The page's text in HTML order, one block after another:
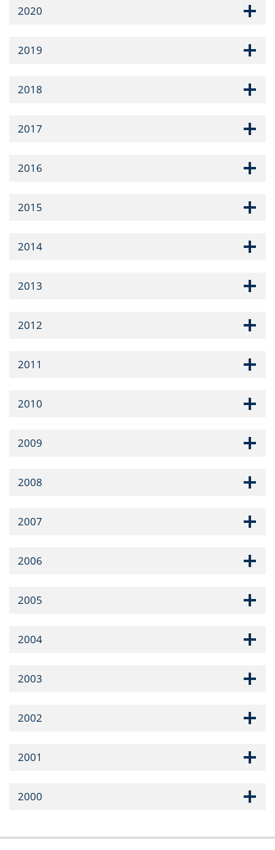
2020
2019
2018
2017
2016
2015
2014
2013
2012
2011
2010
2009
2008
2007
2006
2005
2004
2003
2002
2001
2000